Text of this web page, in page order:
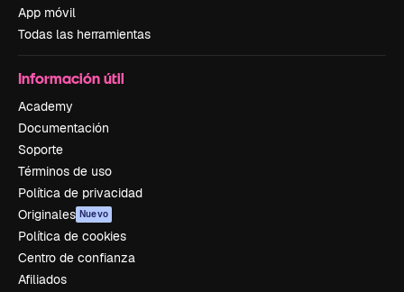
App móvil
Todas las herramientas
Información útil
Academy
Documentación
Soporte
Términos de uso
Política de privacidad
Originales Nuevo
Política de cookies
Centro de confianza
Afiliados